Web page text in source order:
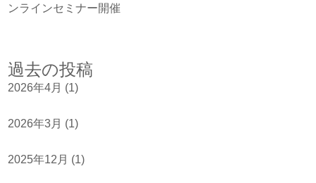
ンラインセミナー開催
過去の投稿
2026年4月 (1)
2026年3月 (1)
2025年12月 (1)